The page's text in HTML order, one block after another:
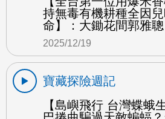
持無毒有機耕種全因
命】：大鋤花間郭雅
2025/12/19
寶藏探險週記
【島嶼飛行 台灣蝶蛾